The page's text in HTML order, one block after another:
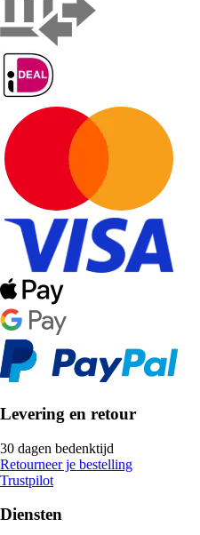
Levering en retour
30 dagen bedenktijd
Retourneer je bestelling
Trustpilot
Diensten